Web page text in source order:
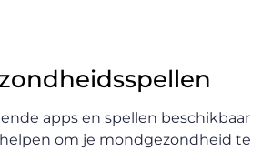
apps en spellen beschikbaar
om je mondgezondheid te